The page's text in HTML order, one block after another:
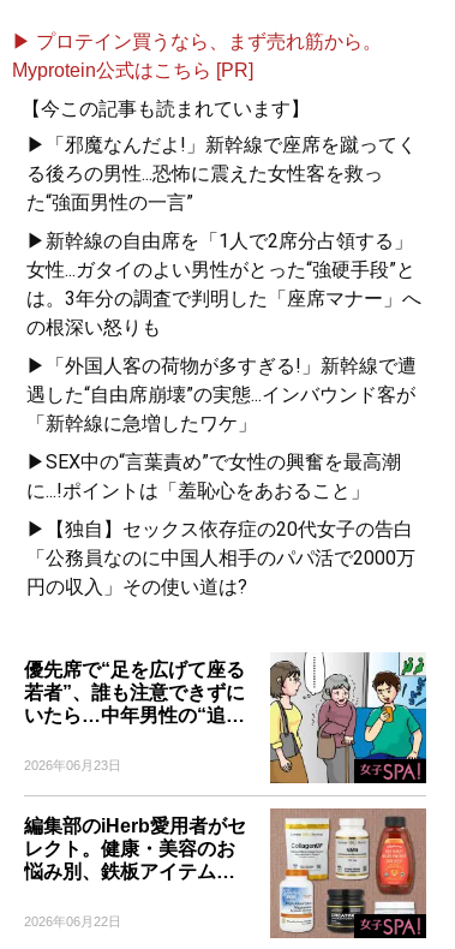
▶ プロテイン買うなら、まず売れ筋から。
Myprotein公式はこちら [PR]
【今この記事も読まれています】
▶「邪魔なんだよ!」新幹線で座席を蹴ってく
る後ろの男性...恐怖に震えた女性客を救っ
た“強面男性の一言”
▶新幹線の自由席を「1人で2席分占領する」
女性...ガタイのよい男性がとった“強硬手段”と
は。3年分の調査で判明した「座席マナー」へ
の根深い怒りも
▶「外国人客の荷物が多すぎる!」新幹線で遭
遇した“自由席崩壊”の実態...インバウンド客が
「新幹線に急増したワケ」
▶SEX中の“言葉責め”で女性の興奮を最高潮
に...!ポイントは「羞恥心をあおること」
▶【独自】セックス依存症の20代女子の告白
「公務員なのに中国人相手のパパ活で2000万
円の収入」その使い道は?
優先席で“足を広げて座る
若者”、誰も注意できずに
いたら…中年男性の“追…
2026年06月23日
編集部のiHerb愛用者がセ
レクト。健康・美容のお
悩み別、鉄板アイテム…
2026年06月22日